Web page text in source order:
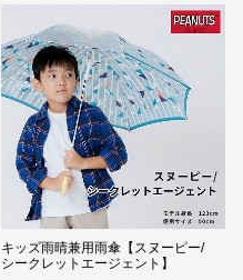
キッズ雨晴兼用雨傘【スヌーピー/
シークレットエージェント】